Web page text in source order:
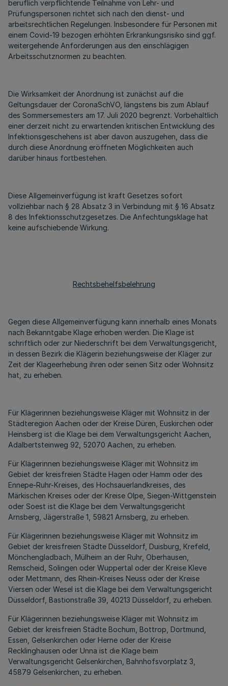
beruflich verpflichtende Teilnahme von Lehr- und
Prüfungspersonen richtet sich nach den dienst- und
arbeitsrechtlichen Regelungen. Insbesondere für Personen mit
einem Covid-19 bezogen erhöhten Erkrankungsrisiko sind ggf.
weitergehende Anforderungen aus den einschlägigen
Arbeitsschutznormen zu beachten.
Die Wirksamkeit der Anordnung ist zunächst auf die
Geltungsdauer der CoronaSchVO, längstens bis zum Ablauf
des Sommersemesters am 17. Juli 2020 begrenzt. Vorbehaltlich
einer derzeit nicht zu erwartenden kritischen Entwicklung des
Infektionsgeschehens ist aber davon auszugehen, dass die
durch diese Anordnung eröffneten Möglichkeiten auch
darüber hinaus fortbestehen.
Diese Allgemeinverfügung ist kraft Gesetzes sofort
vollziehbar nach § 28 Absatz 3 in Verbindung mit § 16 Absatz
8 des Infektionsschutzgesetzes. Die Anfechtungsklage hat
keine aufschiebende Wirkung.
Rechtsbehelfsbelehrung
Gegen diese Allgemeinverfügung kann innerhalb eines Monats
nach Bekanntgabe Klage erhoben werden. Die Klage ist
schriftlich oder zur Niederschrift bei dem Verwaltungsgericht,
in dessen Bezirk die Klägerin beziehungsweise der Kläger zur
Zeit der Klageerhebung ihren oder seinen Sitz oder Wohnsitz
hat, zu erheben.
Für Klägerinnen beziehungsweise Kläger mit Wohnsitz in der
Städteregion Aachen oder der Kreise Düren, Euskirchen oder
Heinsberg ist die Klage bei dem Verwaltungsgericht Aachen,
Adalbertsteinweg 92, 52070 Aachen, zu erheben.
Für Klägerinnen beziehungsweise Kläger mit Wohnsitz im
Gebiet der kreisfreien Städte Hagen oder Hamm oder des
Ennepe-Ruhr-Kreises, des Hochsauerlandkreises, des
Märkischen Kreises oder der Kreise Olpe, Siegen-Wittgenstein
oder Soest ist die Klage bei dem Verwaltungsgericht
Arnsberg, Jägerstraße 1, 59821 Arnsberg, zu erheben.
Für Klägerinnen beziehungsweise Kläger mit Wohnsitz im
Gebiet der kreisfreien Städte Düsseldorf, Duisburg, Krefeld,
Mönchengladbach, Mülheim an der Ruhr, Oberhausen,
Remscheid, Solingen oder Wuppertal oder der Kreise Kleve
oder Mettmann, des Rhein-Kreises Neuss oder der Kreise
Viersen oder Wesel ist die Klage bei dem Verwaltungsgericht
Düsseldorf, Bastionstraße 39, 40213 Düsseldorf, zu erheben.
Für Klägerinnen beziehungsweise Kläger mit Wohnsitz im
Gebiet der kreisfreien Städte Bochum, Bottrop, Dortmund,
Essen, Gelsenkirchen oder Herne oder der Kreise
Recklinghausen oder Unna ist die Klage beim
Verwaltungsgericht Gelsenkirchen, Bahnhofsvorplatz 3,
45879 Gelsenkirchen, zu erheben.